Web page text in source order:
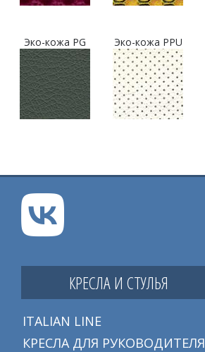
Эко-кожа PG Эко-кожа PPU
КРЕСЛА И СТУЛЬЯ
ITALIAN LINE
КРЕСЛА ДЛЯ РУКОВОДИТЕЛЯ